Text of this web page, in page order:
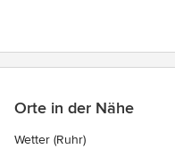
Orte in der Nähe
Wetter (Ruhr)